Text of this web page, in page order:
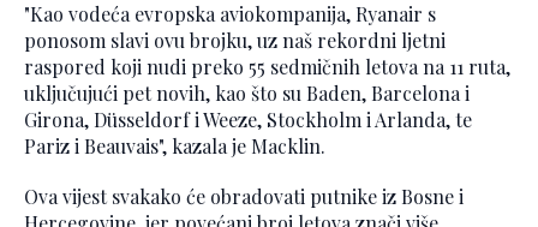
"Kao vodeća evropska aviokompanija, Ryanair s
ponosom slavi ovu brojku, uz naš rekordni ljetni
raspored koji nudi preko 55 sedmičnih letova na 11 ruta,
uključujući pet novih, kao što su Baden, Barcelona i
Girona, Düsseldorf i Weeze, Stockholm i Arlanda, te
Pariz i Beauvais", kazala je Macklin.
Ova vijest svakako će obradovati putnike iz Bosne i